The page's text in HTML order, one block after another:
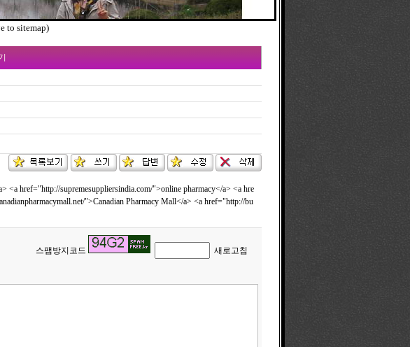
to sitemap)
href="http://supremesuppliersindia.com/">online pharmacy</a> <a hre
">Canadian Pharmacy Mall</a> <a href="http://bu
스팸방지코드 새로고침